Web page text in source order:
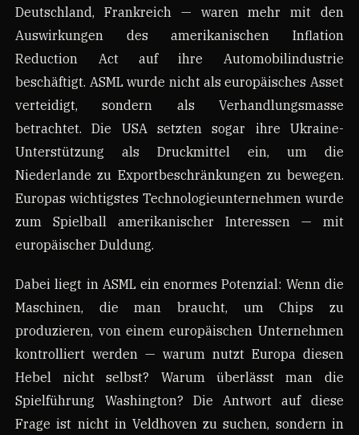
Deutschland, Frankreich — waren mehr mit den
Auswirkungen des amerikanischen Inflation
Reduction Act auf ihre Automobilindustrie
beschäftigt. ASML wurde nicht als europäisches Asset
verteidigt, sondern als Verhandlungsmasse
betrachtet. Die USA setzten sogar ihre Ukraine-
Unterstützung als Druckmittel ein, um die
Niederlande zu Exportbeschränkungen zu bewegen.
Europas wichtigstes Technologieunternehmen wurde
zum Spielball amerikanischer Interessen — mit
europäischer Duldung.
Dabei liegt in ASML ein enormes Potenzial: Wenn die
Maschinen, die man braucht, um Chips zu
produzieren, von einem europäischen Unternehmen
kontrolliert werden — warum nutzt Europa diesen
Hebel nicht selbst? Warum überlässt man die
Spielführung Washington? Die Antwort auf diese
Frage ist nicht in Veldhoven zu suchen, sondern in